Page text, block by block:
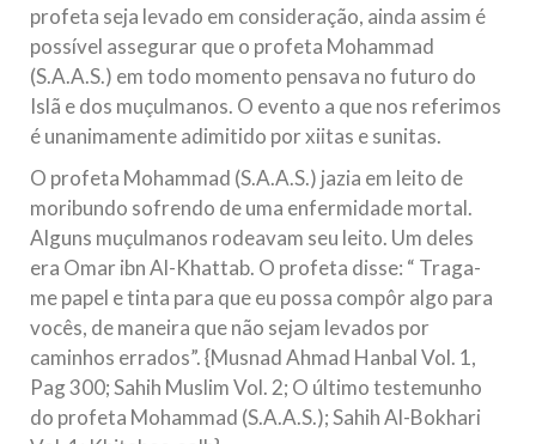
profeta seja levado em consideração, ainda assim é
possível assegurar que o profeta Mohammad
(S.A.A.S.) em todo momento pensava no futuro do
Islã e dos muçulmanos. O evento a que nos referimos
é unanimamente adimitido por xiitas e sunitas.
O profeta Mohammad (S.A.A.S.) jazia em leito de
moribundo sofrendo de uma enfermidade mortal.
Alguns muçulmanos rodeavam seu leito. Um deles
era Omar ibn Al-Khattab. O profeta disse: “ Traga-
me papel e tinta para que eu possa compôr algo para
vocês, de maneira que não sejam levados por
caminhos errados”. {Musnad Ahmad Hanbal Vol. 1,
Pag 300; Sahih Muslim Vol. 2; O último testemunho
do profeta Mohammad (S.A.A.S.); Sahih Al-Bokhari